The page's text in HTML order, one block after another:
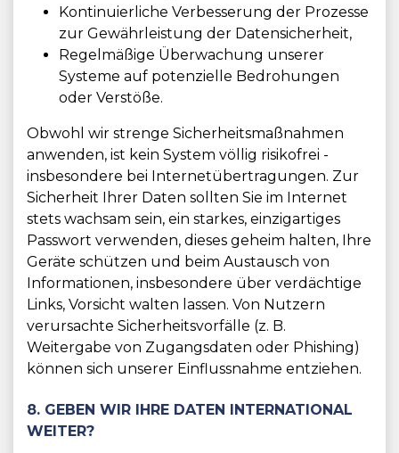
Kontinuierliche Verbesserung der Prozesse
zur Gewährleistung der Datensicherheit,
Regelmäßige Überwachung unserer
Systeme auf potenzielle Bedrohungen
oder Verstöße.
Obwohl wir strenge Sicherheitsmaßnahmen
anwenden, ist kein System völlig risikofrei -
insbesondere bei Internetübertragungen. Zur
Sicherheit Ihrer Daten sollten Sie im Internet
stets wachsam sein, ein starkes, einzigartiges
Passwort verwenden, dieses geheim halten, Ihre
Geräte schützen und beim Austausch von
Informationen, insbesondere über verdächtige
Links, Vorsicht walten lassen. Von Nutzern
verursachte Sicherheitsvorfälle (z. B.
Weitergabe von Zugangsdaten oder Phishing)
können sich unserer Einflussnahme entziehen.
8. GEBEN WIR IHRE DATEN INTERNATIONAL
WEITER?